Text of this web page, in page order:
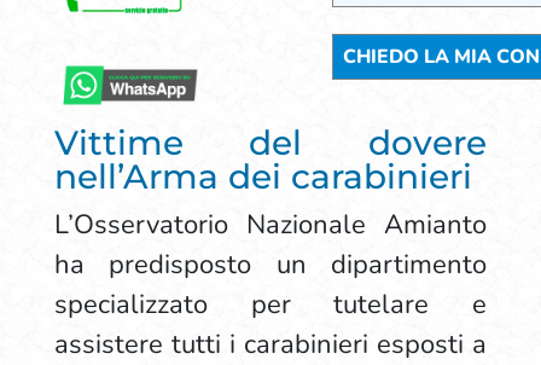
Vittime del dovere
nell’Arma dei carabinieri
L’Osservatorio Nazionale Amianto
ha predisposto un dipartimento
specializzato per tutelare e
assistere tutti i carabinieri esposti a